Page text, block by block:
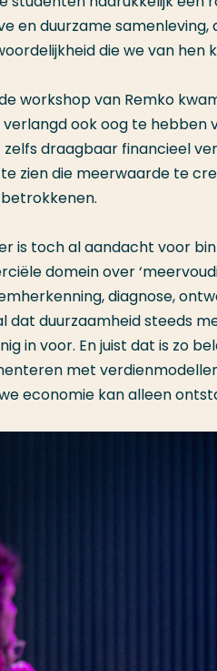
en duurzame
die we van hen
workshop van Remko
ook oog te hebben
draagbaar financieel
zien die meerwaarde te
is toch al aandacht voor
domein over
diagnose,
dat duurzaamheid steeds
in voor. En juist dat is zo
met
economie kan alleen